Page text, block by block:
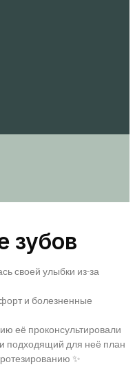
зубов
своей улыбки из-за
и болезненные
её проконсультировали
подходящий для неё план
✨